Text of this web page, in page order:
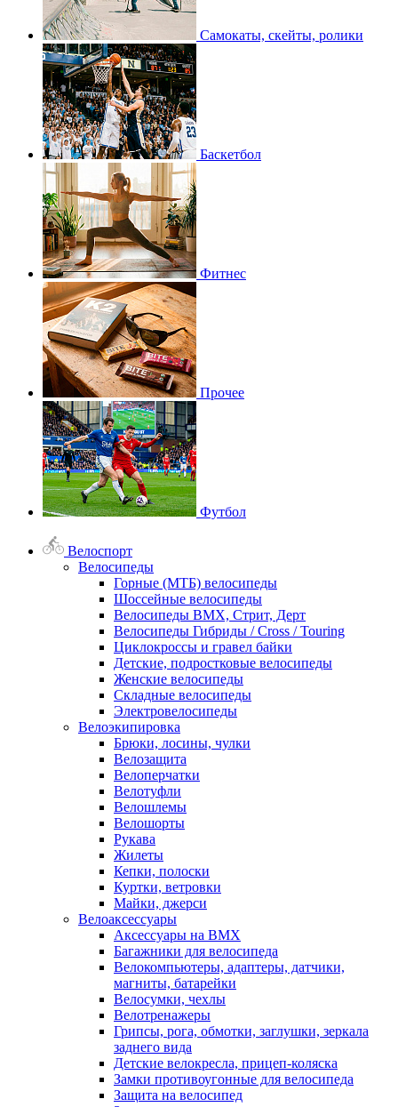
Самокаты, скейты, ролики
Баскетбол
Фитнес
Прочее
Футбол
Велоспорт
Велосипеды
Горные (МТБ) велосипеды
Шоссейные велосипеды
Велосипеды BMX, Стрит, Дерт
Велосипеды Гибриды / Cross / Touring
Циклокроссы и гравел байки
Детские, подростковые велосипеды
Женские велосипеды
Складные велосипеды
Электровелосипеды
Велоэкипировка
Брюки, лосины, чулки
Велозащита
Велоперчатки
Велотуфли
Велошлемы
Велошорты
Рукава
Жилеты
Кепки, полоски
Куртки, ветровки
Майки, джерси
Велоаксессуары
Аксессуары на BMX
Багажники для велосипеда
Велокомпьютеры, адаптеры, датчики,
магниты, батарейки
Велосумки, чехлы
Велотренажеры
Грипсы, рога, обмотки, заглушки, зеркала
заднего вида
Детские велокресла, прицеп-коляска
Замки противоугонные для велосипеда
Защита на велосипед